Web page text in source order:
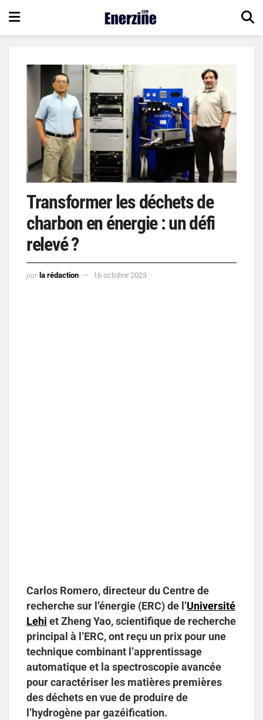
Transformer les déchets de
charbon en énergie : un défi
relevé ?
par la rédaction 16 octobre 2023
Carlos Romero, directeur du Centre de
recherche sur l’énergie (ERC) de l’Université
Lehi et Zheng Yao, scientifique de recherche
principal à l’ERC, ont reçu un prix pour une
technique combinant l’apprentissage
automatique et la spectroscopie avancée
pour caractériser les matières premières
des déchets en vue de produire de
l’hydrogène par gazéification.